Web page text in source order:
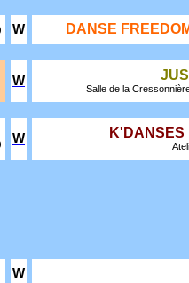
W DANSE
W
Salle de la
W K'DANSES
W